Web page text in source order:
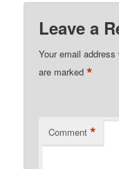
Leave a
Your email
are marked*
Comment *